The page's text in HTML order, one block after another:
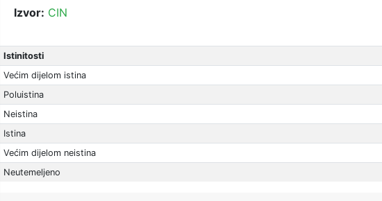
Izvor: CIN
Istinitosti
Većim dijelom istina
Poluistina
Neistina
Istina
Većim dijelom neistina
Neutemeljeno